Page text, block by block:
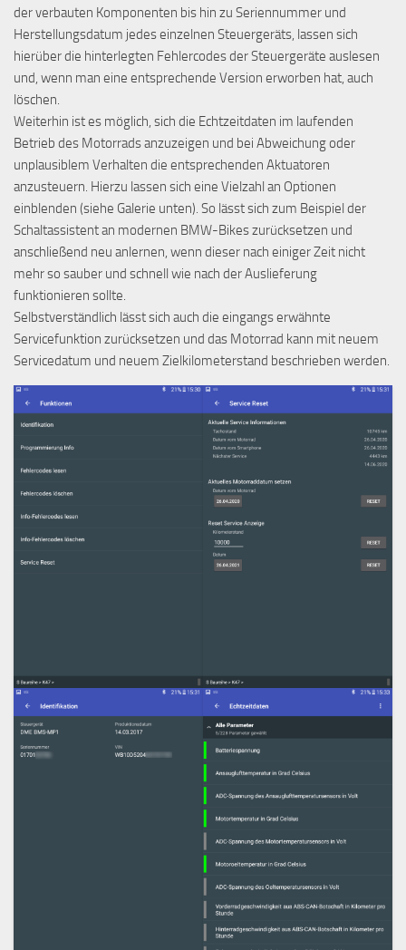
der verbauten Komponenten bis hin zu Seriennummer und
Herstellungsdatum jedes einzelnen Steuergeräts, lassen sich
hierüber die hinterlegten Fehlercodes der Steuergeräte auslesen
und, wenn man eine entsprechende Version erworben hat, auch
löschen.
Weiterhin ist es möglich, sich die Echtzeitdaten im laufenden
Betrieb des Motorrads anzuzeigen und bei Abweichung oder
unplausiblem Verhalten die entsprechenden Aktuatoren
anzusteuern. Hierzu lassen sich eine Vielzahl an Optionen
einblenden (siehe Galerie unten). So lässt sich zum Beispiel der
Schaltassistent an modernen BMW-Bikes zurücksetzen und
anschließend neu anlernen, wenn dieser nach einiger Zeit nicht
mehr so sauber und schnell wie nach der Auslieferung
funktionieren sollte.
Selbstverständlich lässt sich auch die eingangs erwähnte
Servicefunktion zurücksetzen und das Motorrad kann mit neuem
Servicedatum und neuem Zielkilometerstand beschrieben werden.